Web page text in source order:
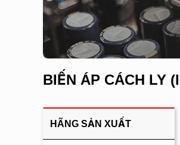
BIẾN ÁP CÁCH LY
HÃNG SẢN XUẤT